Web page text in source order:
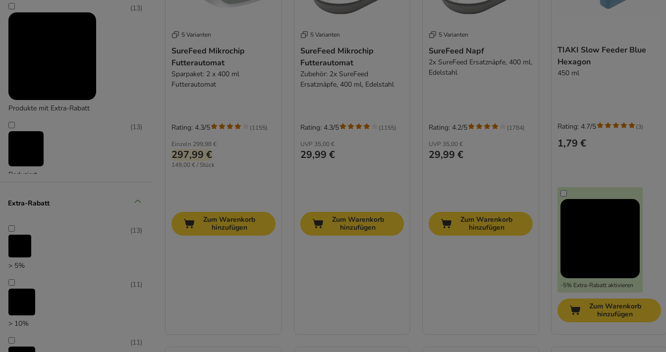
Produkte mit Extra-Rabatt
(13)
Reduziert
(13)
Unser Favorit
Extra-Rabatt
> 5%
(13)
> 10%
(11)
(11)
5 Varianten
SureFeed Mikrochip
Futterautomat
Sparpaket: 2 x 400 ml
Futterautomat
Einzeln 299,98 €
297,99 €
149,00 € / Stück
Rating: 4.3/5 (1155)
Zum Warenkorb
hinzufügen
5 Varianten
SureFeed Mikrochip
Futterautomat
Zubehör: 2x SureFeed
Ersatznäpfe, 400 ml, Edelstahl
UVP 35,00 €
29,99 €
Rating: 4.3/5 (1155)
Zum Warenkorb
hinzufügen
5 Varianten
SureFeed Napf
2x SureFeed Ersatznäpfe, 400 ml,
Edelstahl
UVP 35,00 €
29,99 €
Rating: 4.2/5 (1784)
Zum Warenkorb
hinzufügen
TIAKI Slow Feeder Blue
Hexagon
450 ml
1,79 €
-5% Extra-Rabatt aktivieren
Rating: 4.7/5 (3)
Zum Warenkorb
hinzufügen